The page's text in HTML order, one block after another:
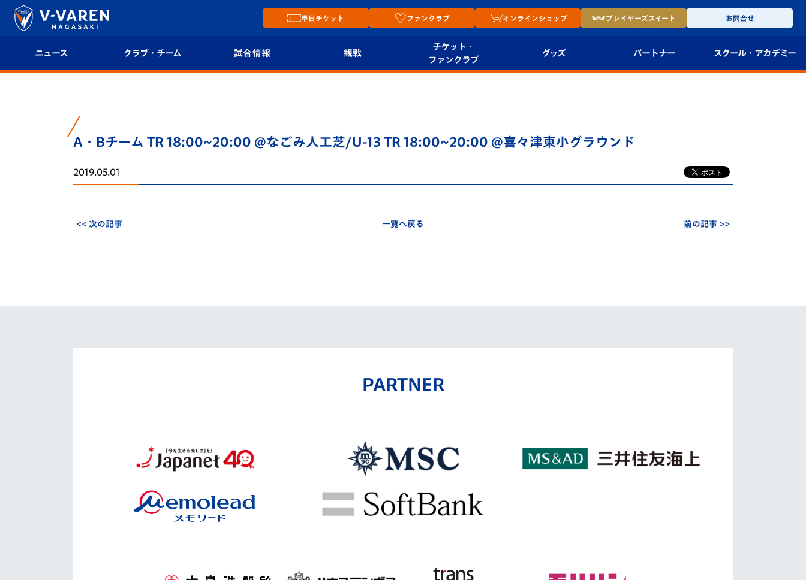
単日チケット ファンクラブ オンラインショップ プレイヤーズスイート お問合せ
ニュース クラブ・チーム
クラブ概要
エンブレム紹介
試合情報
順位表
観戦
チケット・
ファンクラブ
プレイヤーズスイート
グッズ パートナー
法人限定 VIP BOX
スクール・ アカデミー
U-12
A・Bチーム TR 18:00~20:00 @なごみ人工芝/U-13 TR 18:00~20:00 @喜々津東小グラウンド
2019.05.01
<< 次の記事 一覧へ戻る 前の記事 >>
PARTNER